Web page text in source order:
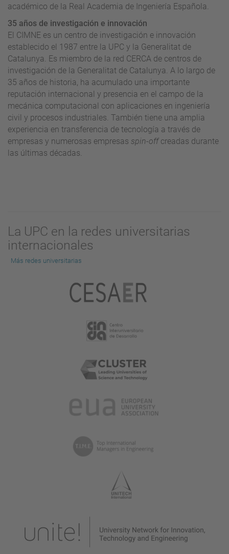
académico de la Real Academia de Ingeniería Española.
35 años de investigación e innovación
El CIMNE es un centro de investigación e innovación
establecido el 1987 entre la UPC y la Generalitat de
Catalunya. Es miembro de la red CERCA de centros de
investigación de la Generalitat de Catalunya. A lo largo de
35 años de historia, ha acumulado una importante
reputación internacional y presencia en el campo de la
mecánica computacional con aplicaciones en ingeniería
civil y procesos industriales. También tiene una amplia
experiencia en transferencia de tecnología a través de
empresas y numerosas empresas spin-offcreadas durante
las últimas décadas.
La UPC en la redes universitarias
internacionales
Más redes universitarias